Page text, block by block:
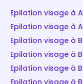
Epilation visage à
Epilation visage à
Epilation visage à
Epilation visage à
Epilation visage à
Epilation visage à